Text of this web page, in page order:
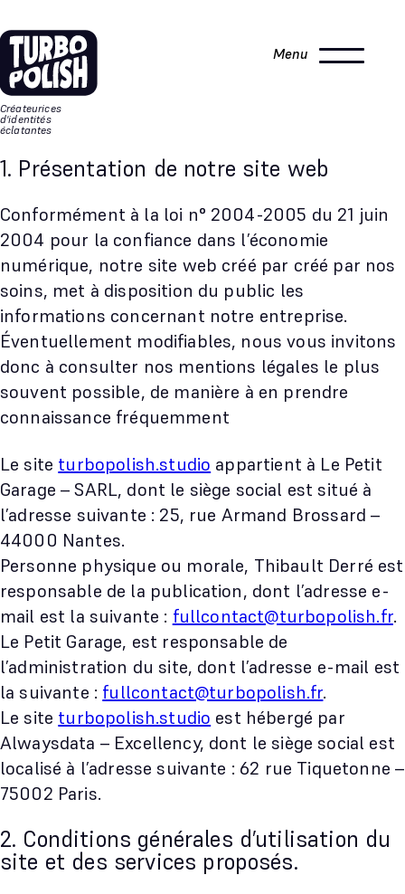
au
menu
contenu
Créateurices
d'identités
éclatantes
Menu
1. Présentation de notre site web
Conformément à la loi n° 2004-2005 du 21 juin
2004 pour la confiance dans l’économie
numérique, notre site web créé par créé par nos
soins, met à disposition du public les
informations concernant notre entreprise.
Éventuellement modifiables, nous vous invitons
donc à consulter nos mentions légales le plus
souvent possible, de manière à en prendre
connaissance fréquemment
Le site turbopolish.studio appartient à Le Petit
Garage – SARL, dont le siège social est situé à
l’adresse suivante : 25, rue Armand Brossard –
44000 Nantes.
Personne physique ou morale, Thibault Derré est
responsable de la publication, dont l’adresse e-
mail est la suivante : fullcontact@turbopolish.fr.
Le Petit Garage, est responsable de
l’administration du site, dont l’adresse e-mail est
la suivante : fullcontact@turbopolish.fr.
Le site turbopolish.studio est hébergé par
Alwaysdata – Excellency, dont le siège social est
localisé à l’adresse suivante : 62 rue Tiquetonne –
75002 Paris.
2. Conditions générales d’utilisation du
site et des services proposés.